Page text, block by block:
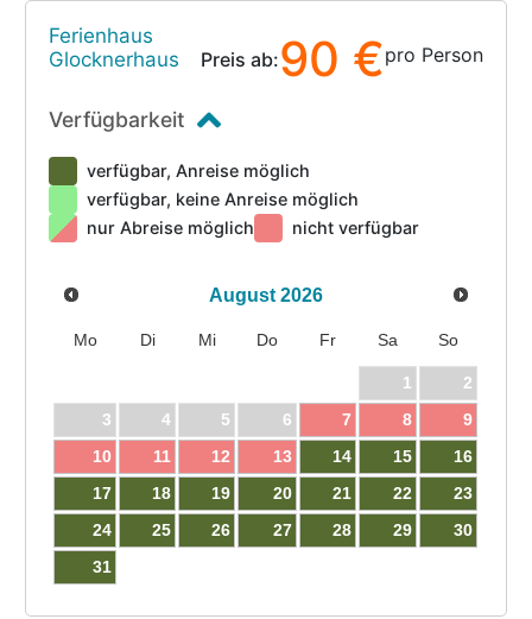
Ferienhaus
Glocknerhaus
Preis ab:90 €pro Person
Verfügbarkeit
verfügbar, Anreise möglich
verfügbar, keine Anreise möglich
nur Abreise möglich
nicht verfügbar
August 2026
Mo Di Mi Do Fr Sa So
1
2
3
4 5 6 7 8
9
10
11 12 13 14 15
16
17
18 19 20 21 22
23
24
25 26 27 28 29
30
31